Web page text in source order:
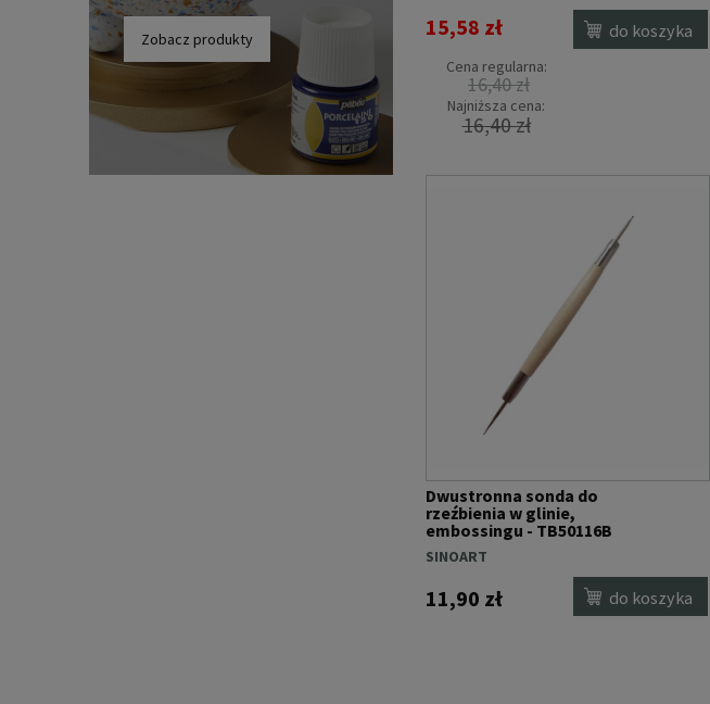
Zobacz produkty 15,58 zł
Cena regularna:
16,40 zł
Najniższa cena:
16,40 zł
do koszyka
Dwustronna sonda do
rzeźbienia w glinie,
embossingu - TB50116B
(małe)
SINOART
11,90 zł do koszyka